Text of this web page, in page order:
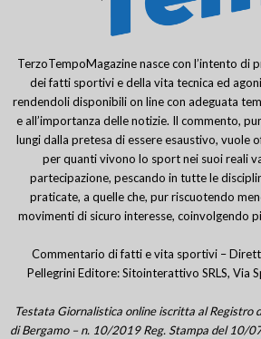
TerzoTempoMagazine nasce con l’intento di
dei fatti sportivi e della vita tecnica ed
rendendoli disponibili on line con adeguata
e all’importanza delle notizie. Il commento,
lungi dalla pretesa di essere esaustivo, vuole
per quanti vivono lo sport nei suoi reali
partecipazione, pescando in tutte le
praticate, a quelle che, pur riscuotendo
movimenti di sicuro interesse, coinvolgendo
Commentario di fatti e vita sportivi –
Pellegrini Editore: Sitointerattivo SRLS, Via
Testata Giornalistica online iscritta al Registro
di Bergamo – n. 10/2019 Reg. Stampa del 10/